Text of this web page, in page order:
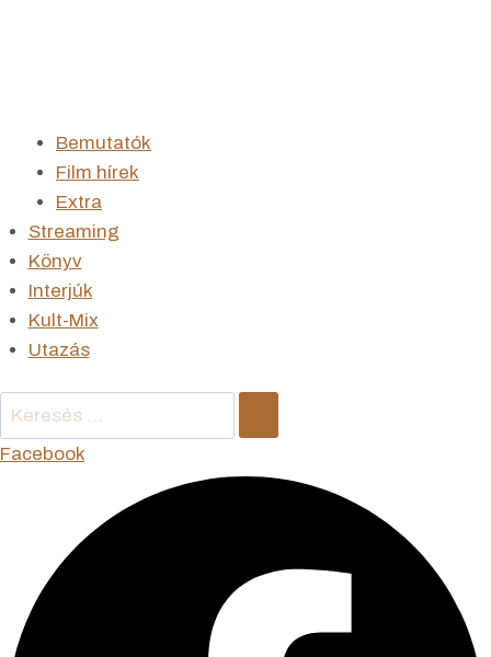
Bemutatók
Film hírek
Extra
Streaming
Könyv
Interjúk
Kult-Mix
Utazás
Keresés
…
Facebook